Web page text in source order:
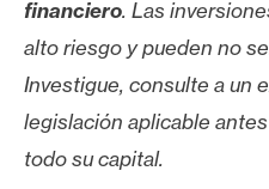
financiero. Las
alto riesgo y pueden no
Investigue, consulte a un
legislación aplicable
todo su capital.